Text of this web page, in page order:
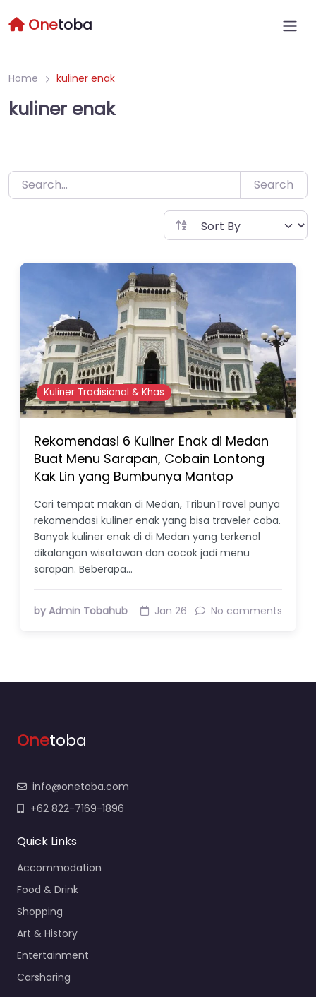
to
Onetoba
Home kuliner enak
kuliner enak
Search
Kuliner Tradisional & Khas
Rekomendasi 6 Kuliner Enak di Medan
Buat Menu Sarapan, Cobain Lontong
Kak Lin yang Bumbunya Mantap
Cari tempat makan di Medan, TribunTravel punya
rekomendasi kuliner enak yang bisa traveler coba.
Banyak kuliner enak di di Medan yang terkenal
dikalangan wisatawan dan cocok jadi menu
sarapan. Beberapa…
by Admin Tobahub Jan 26 No comments
Onetoba
info@onetoba.com
+62 822-7169-1896
Quick Links
Accommodation
Food & Drink
Shopping
Art & History
Entertainment
Carsharing